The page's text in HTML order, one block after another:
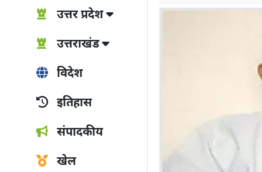
उत्तर प्रदेश
उत्तराखंड
विदेश
इतिहास
संपादकीय
खेल